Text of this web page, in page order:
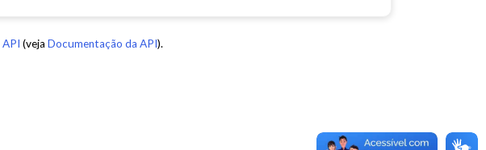
API (veja Documentação da API).